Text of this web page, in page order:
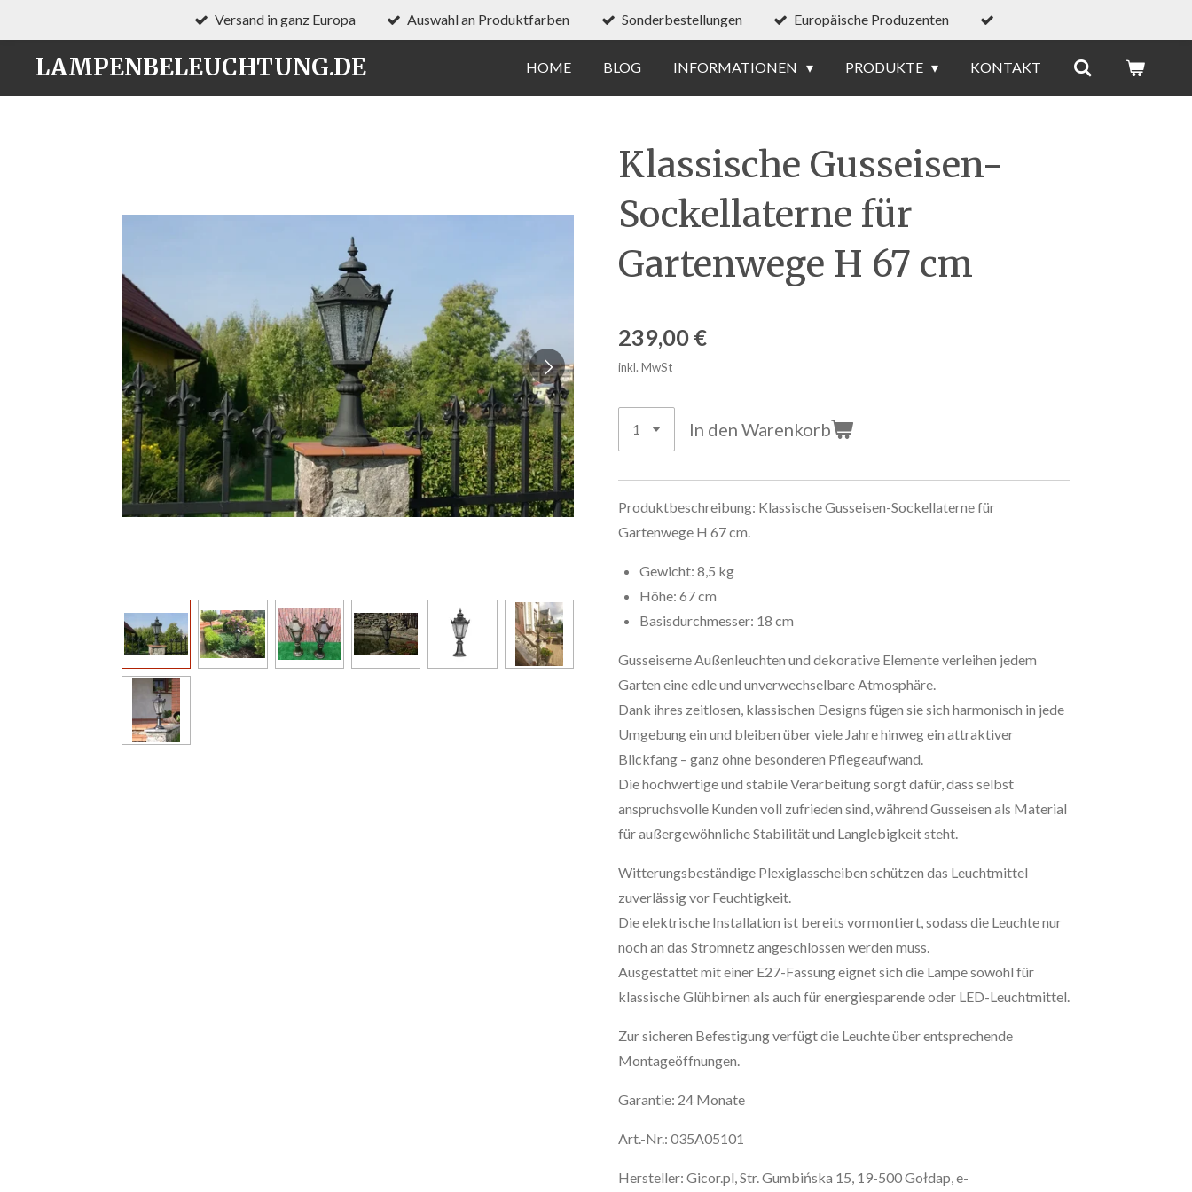
Hauptinhalt
springen
Versand in ganz Europa Auswahl an Produktfarben Sonderbestellungen Europäische Produzenten
LAMPENBELEUCHTUNG.DE HOME BLOG INFORMATIONEN PRODUKTE KONTAKT
Klassische Gusseisen-
Sockellaterne für
Gartenwege H 67 cm
239,00 €
inkl. MwSt
In den Warenkorb
Produktbeschreibung: Klassische Gusseisen-Sockellaterne für
Gartenwege H 67 cm.
Gewicht: 8,5 kg
Höhe: 67 cm
Basisdurchmesser: 18 cm
Gusseiserne Außenleuchten und dekorative Elemente verleihen jedem
Garten eine edle und unverwechselbare Atmosphäre.
Dank ihres zeitlosen, klassischen Designs fügen sie sich harmonisch in jede
Umgebung ein und bleiben über viele Jahre hinweg ein attraktiver
Blickfang – ganz ohne besonderen Pflegeaufwand.
Die hochwertige und stabile Verarbeitung sorgt dafür, dass selbst
anspruchsvolle Kunden voll zufrieden sind, während Gusseisen als Material
für außergewöhnliche Stabilität und Langlebigkeit steht.
Witterungsbeständige Plexiglasscheiben schützen das Leuchtmittel
zuverlässig vor Feuchtigkeit.
Die elektrische Installation ist bereits vormontiert, sodass die Leuchte nur
noch an das Stromnetz angeschlossen werden muss.
Ausgestattet mit einer E27-Fassung eignet sich die Lampe sowohl für
klassische Glühbirnen als auch für energiesparende oder LED-Leuchtmittel.
Zur sicheren Befestigung verfügt die Leuchte über entsprechende
Montageöffnungen.
Garantie: 24 Monate
Art.-Nr.: 035A05101
Hersteller: Gicor.pl, Str. Gumbińska 15, 19-500 Gołdap, e-